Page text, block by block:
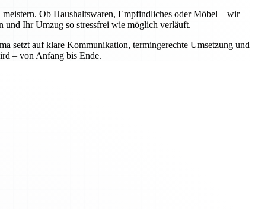
Ob Haushaltswaren, Empfindliches oder Möbel – wir
und Ihr Umzug so stressfrei wie möglich verläuft.
setzt auf klare Kommunikation, termingerechte Umsetzung und
– von Anfang bis Ende.